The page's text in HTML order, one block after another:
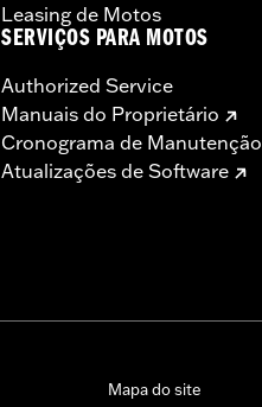
Leasing de Motos
SERVIÇOS PARA MOTOS
Authorized Service
Manuais do Proprietário
Cronograma de Manutenção
Atualizações de Software
Mapa do site